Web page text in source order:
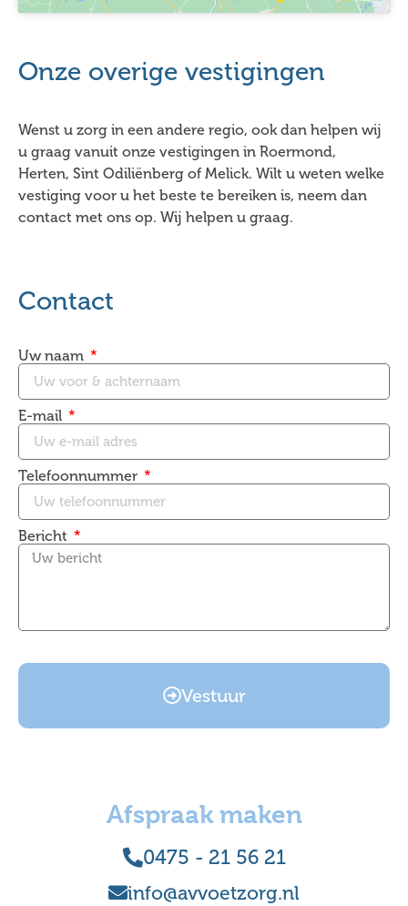
Onze overige vestigingen
Wenst u zorg in een andere regio, ook dan helpen wij
u graag vanuit onze vestigingen in Roermond,
Herten, Sint Odiliënberg of Melick. Wilt u weten welke
vestiging voor u het beste te bereiken is, neem dan
contact met ons op. Wij helpen u graag.
Contact
Uw naam
E-mail
Telefoonnummer
Bericht
Vestuur
Afspraak maken
0475 - 21 56 21
info@avvoetzorg.nl